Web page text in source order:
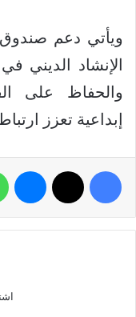
ويأتي دعم صندوق
الإنشاد الديني
والحفاظ على
إبداعية تعزز